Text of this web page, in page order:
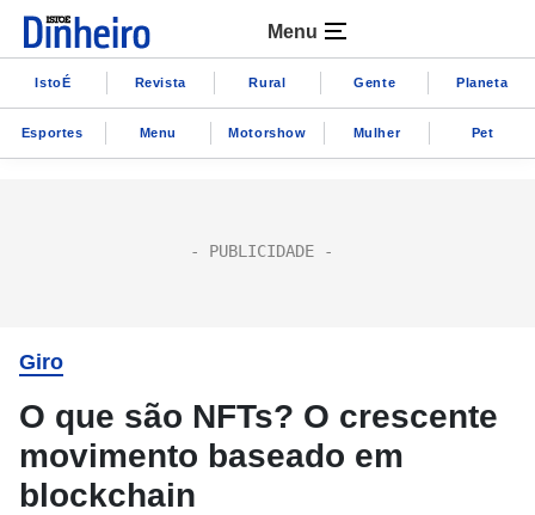
Menu
IstoÉ Revista Rural Gente Planeta
Esportes Menu Motorshow Mulher Pet
Giro
O que são NFTs? O crescente
movimento baseado em
blockchain